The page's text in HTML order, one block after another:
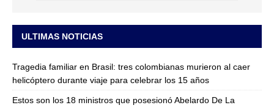
ULTIMAS NOTICIAS
Tragedia familiar en Brasil: tres colombianas murieron al caer
helicóptero durante viaje para celebrar los 15 años
Estos son los 18 ministros que posesionó Abelardo De La